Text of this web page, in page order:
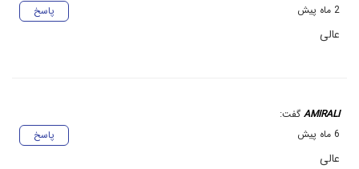
پاسخ
2 ماه پیش
عالی
AMIRALI گفت:
پاسخ
6 ماه پیش
عالی